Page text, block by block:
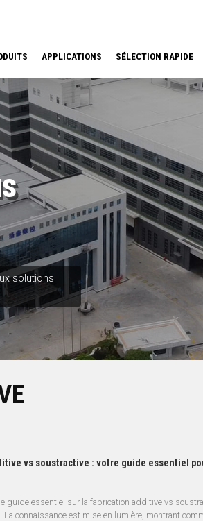
APPLICATIONS SÉLECTION RAPIDE
solutions
vs soustractive : votre guide essentiel
guide essentiel sur la fabrication additive vs
La connaissance est mise en lumière, montrant